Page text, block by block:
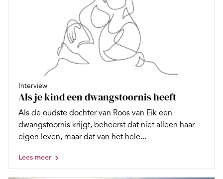
Interview
Als je kind een dwangstoornis heeft
Als de oudste dochter van Roos van Eik een
dwangstoornis krijgt, beheerst dat niet alleen haar
eigen leven, maar dat van het hele...
Lees meer